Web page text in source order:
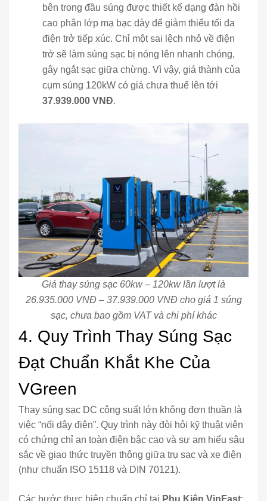
bên trong đầu súng được thiết kế dạng đàn hồi
cao phân lớp mạ bạc dày để giảm thiểu tối đa
điện trở tiếp xúc. Chỉ một sai lệch nhỏ về điện
trở sẽ làm súng sạc bị nóng lên nhanh chóng,
gây ngắt sạc giữa chừng. Vì vậy, giá thành của
cụm súng 120kW có giá chưa thuế lên tới
37.939.000 VNĐ.
Giá thay súng sạc 60kw – 120kw lần lượt là
26.935.000 VNĐ – 37.939.000 VNĐ cho giá 1 súng
sạc, chưa bao gồm VAT và chi phí khác
4. Quy Trình Thay Súng Sạc
Đạt Chuẩn Khắt Khe Của
VGreen
Thay súng sạc DC công suất lớn không đơn thuần là
việc “nối dây điện”. Quy trình này đòi hỏi kỹ thuật viên
có chứng chỉ an toàn điện bậc cao và sự am hiểu sâu
sắc về giao thức truyền thông giữa trụ sạc và xe điện
(như chuẩn ISO 15118 và DIN 70121).
Các bước thực hiện chuẩn chỉ tại Phụ Kiện VinFast: